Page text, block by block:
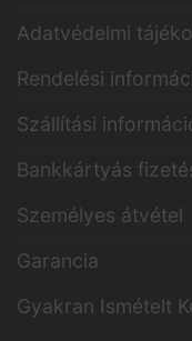
Adatvédelmi
Rendelési
Szállítási
Bankkártyás
Személyes átvétel
Garancia
Gyakran Ismételt